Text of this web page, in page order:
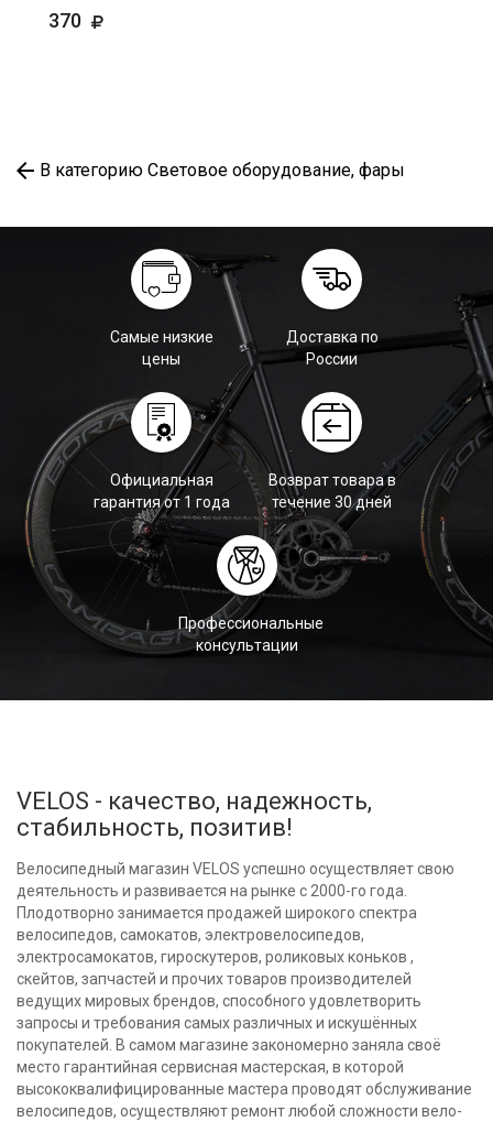
370
В категорию Световое оборудование, фары
Самые низкие
цены
Доставка по
России
Официальная
гарантия от 1 года
Возврат товара в
течение 30 дней
Профессиональные
консультации
VELOS - качество, надежность,
стабильность, позитив!
Велосипедный магазин VELOS успешно осуществляет свою
деятельность и развивается на рынке с 2000-го года.
Плодотворно занимается продажей широкого спектра
велосипедов, самокатов, электровелосипедов,
электросамокатов, гироскутеров, роликовых коньков ,
скейтов, запчастей и прочих товаров производителей
ведущих мировых брендов, способного удовлетворить
запросы и требования самых различных и искушённых
покупателей. В самом магазине закономерно заняла своё
место гарантийная сервисная мастерская, в которой
высококвалифицированные мастера проводят обслуживание
велосипедов, осуществляют ремонт любой сложности вело-